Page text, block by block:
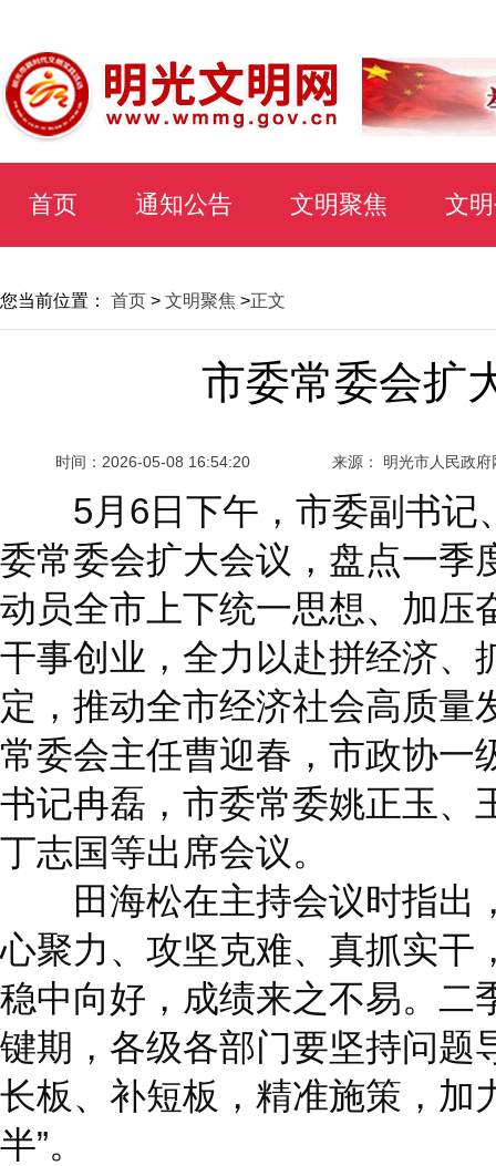
首页 通知公告 文明聚焦 文
您当前位置： 首页 > 文明聚焦 >正文
市委常委会扩
时间： 2026-05-08 16:54:20 来源： 明光市人民政府
5月6日下午，市委副书记
委常委会扩大会议，盘点一季
动员全市上下统一思想、加压
干事创业，全力以赴拼经济、
定，推动全市经济社会高质量
常委会主任曹迎春，市政协一
书记冉磊，市委常委姚正玉、
丁志国等出席会议。
田海松在主持会议时指出
心聚力、攻坚克难、真抓实干
稳中向好，成绩来之不易。二
键期，各级各部门要坚持问题
长板、补短板，精准施策，加
半”。